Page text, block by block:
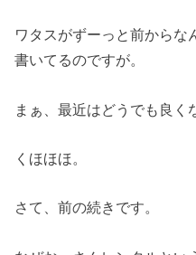
ワタスがずーっと前からな
書いてるのですが。
まぁ、最近はどうでも良く
くほほほ。
さて、前の続きです。